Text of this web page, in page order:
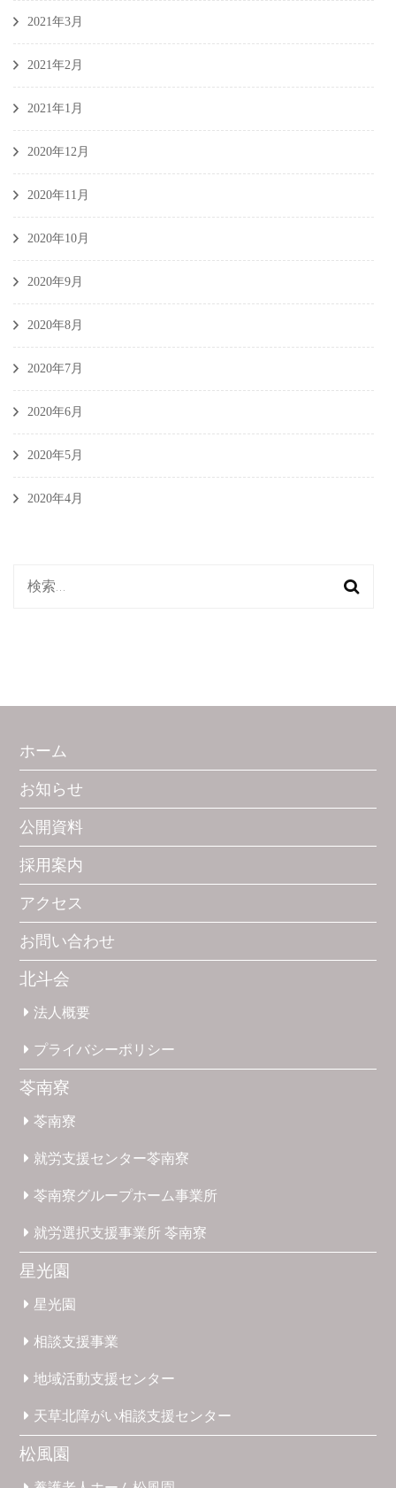
2021年3月
2021年2月
2021年1月
2020年12月
2020年11月
2020年10月
2020年9月
2020年8月
2020年7月
2020年6月
2020年5月
2020年4月
検
ホーム
お知らせ
公開資料
採用案内
アクセス
お問い合わせ
北斗会
法人概要
プライバシーポリシー
苓南寮
苓南寮
就労支援センター苓南寮
苓南寮グループホーム事業所
就労選択支援事業所苓南寮
星光園
星光園
相談支援事業
地域活動支援センター
天草北障がい相談支援センター
松風園